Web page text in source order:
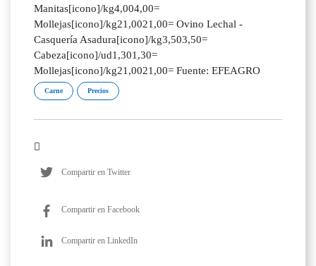
Manitas[icono]/kg4,004,00=
Mollejas[icono]/kg21,0021,00= Ovino Lechal -
Casquería Asadura[icono]/kg3,503,50=
Cabeza[icono]/ud1,301,30=
Mollejas[icono]/kg21,0021,00= Fuente: EFEAGRO
Carne Precios
Compartir en Twitter
Compartir en Facebook
Compartir en LinkedIn